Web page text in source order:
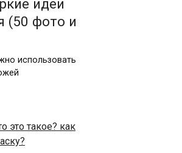
идеи
(50 фото и
использовать